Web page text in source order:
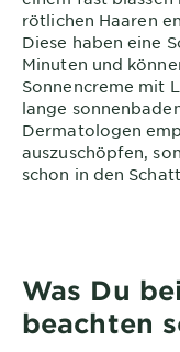
rötlichen Haaren
Diese haben eine
Minuten und
Sonnencreme mit
lange
Dermatologen
auszuschöpfen,
schon in den
Was Du
beachten